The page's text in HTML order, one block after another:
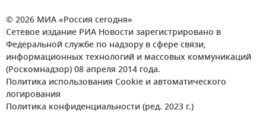
© 2026 МИА «Россия сегодня»
Сетевое издание РИА Новости зарегистрировано в
Федеральной службе по надзору в сфере связи,
информационных технологий и массовых коммуникаций
(Роскомнадзор) 08 апреля 2014 года.
Политика использования Cookie и автоматического
логирования
Политика конфиденциальности (ред. 2023 г.)